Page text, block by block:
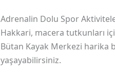
Adrenalin Dolu Spor
Hakkari, macera tutkunları
Bütan Kayak Merkezi harika
yaşayabilirsiniz.